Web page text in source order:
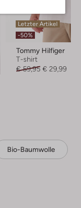
Letzter Artikel
-50%
Tommy Hilfiger
T-shirt
€ 59,95 € 29,99
Bio-Baumwolle